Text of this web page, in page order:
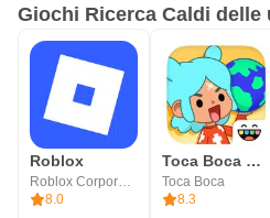
Giochi Ricerca Caldi delle
Roblox
Roblox Corporation
8.0
Toca Boca World
Toca Boca
8.3